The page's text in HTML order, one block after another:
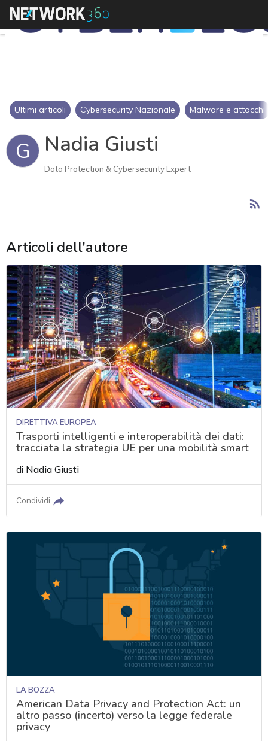
Ultimi articoli Cybersecurity Nazionale Malware e attacchi
G Nadia Giusti
Data Protection & Cybersecurity Expert
Articoli dell'autore
DIRETTIVA EUROPEA
Trasporti intelligenti e interoperabilità dei dati:
tracciata la strategia UE per una mobilità smart
di Nadia Giusti
Condividi
LA BOZZA
American Data Privacy and Protection Act: un
altro passo (incerto) verso la legge federale
privacy